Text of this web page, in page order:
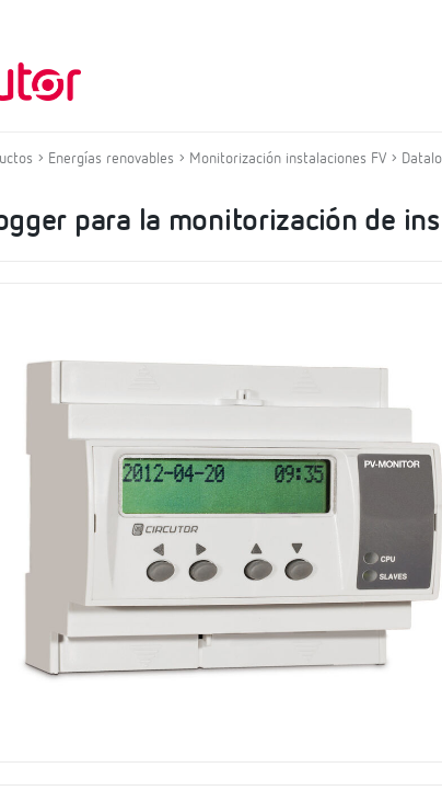
Energías renovables Monitorización instalaciones FV
para la monitorización de